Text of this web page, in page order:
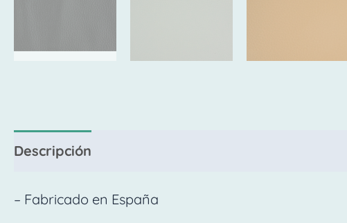
Descripción
– Fabricado en España